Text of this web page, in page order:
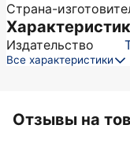
Страна-
Издательство
Все характеристики
Отзывы на